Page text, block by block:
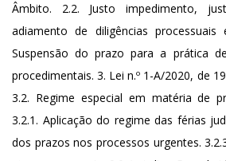
Âmbito. 2.2. Justo impedimento,
adiamento de diligências processuais
Suspensão do prazo para a prática
procedimentais. 3. Lei n.º 1-A/2020, de
3.2. Regime especial em matéria de
3.2.1. Aplicação do regime das férias
dos prazos nos processos urgentes.